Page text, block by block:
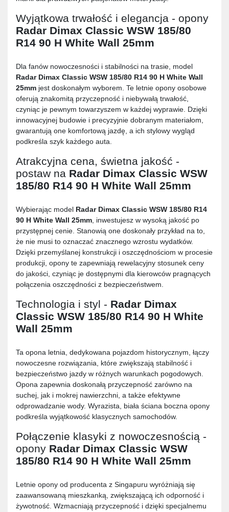
Wyjątkowa trwałość i elegancja - opony
Radar Dimax Classic WSW 185/80
R14 90 H White Wall 25mm
Dla fanów nowoczesności i stabilności na trasie, model
Radar Dimax Classic WSW 185/80 R14 90 H White Wall
25mm jest doskonałym wyborem. Te letnie opony osobowe
oferują znakomitą przyczepność i niebywałą trwałość,
czyniąc je pewnym towarzyszem w każdej wyprawie. Dzięki
innowacyjnej budowie i precyzyjnie dobranym materiałom,
gwarantują one komfortową jazdę, a ich stylowy wygląd
podkreśla szyk każdego auta.
Atrakcyjna cena, świetna jakość -
postaw na Radar Dimax Classic WSW
185/80 R14 90 H White Wall 25mm
Wybierając model Radar Dimax Classic WSW 185/80 R14
90 H White Wall 25mm , inwestujesz w wysoką jakość po
przystępnej cenie. Stanowią one doskonały przykład na to,
że nie musi to oznaczać znacznego wzrostu wydatków.
Dzięki przemyślanej konstrukcji i oszczędnościom w procesie
produkcji, opony te zapewniają rewelacyjny stosunek ceny
do jakości, czyniąc je dostępnymi dla kierowców pragnących
połączenia oszczędności z bezpieczeństwem.
Technologia i styl - Radar Dimax
Classic WSW 185/80 R14 90 H White
Wall 25mm
Ta opona letnia, dedykowana pojazdom historycznym, łączy
nowoczesne rozwiązania, które zwiększają stabilność i
bezpieczeństwo jazdy w różnych warunkach pogodowych.
Opona zapewnia doskonałą przyczepność zarówno na
suchej, jak i mokrej nawierzchni, a także efektywne
odprowadzanie wody. Wyrazista, biała ściana boczna opony
podkreśla wyjątkowość klasycznych samochodów.
Połączenie klasyki z nowoczesnością -
opony Radar Dimax Classic WSW
185/80 R14 90 H White Wall 25mm
Letnie opony od producenta z Singapuru wyróżniają się
zaawansowaną mieszkanką, zwiększającą ich odporność i
żywotność. Wzmacniają przyczepność i dzięki specjalnemu